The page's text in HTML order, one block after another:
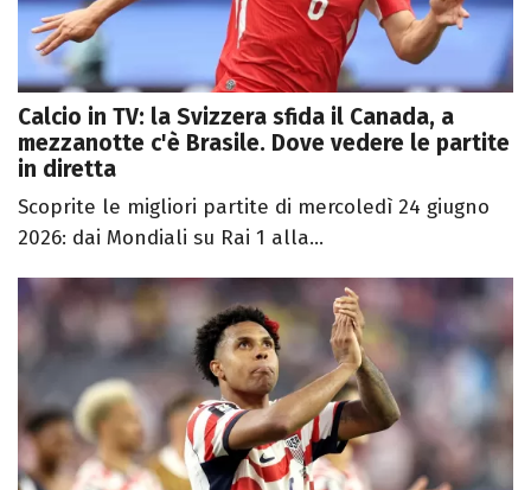
Calcio in TV: la Svizzera sfida il Canada, a
mezzanotte c'è Brasile. Dove vedere le partite
in diretta
Scoprite le migliori partite di mercoledì 24 giugno
2026: dai Mondiali su Rai 1 alla...